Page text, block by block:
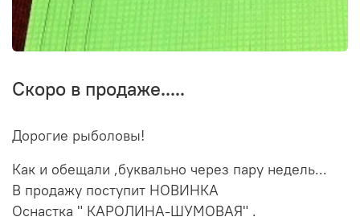
Скоро в продаже.....
Дорогие рыболовы!
Как и обещали ,буквально через пару недель...
В продажу поступит НОВИНКА
Оснастка " КАРОЛИНА-ШУМОВАЯ" .